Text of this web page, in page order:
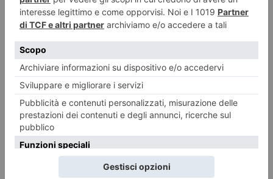
RECENTI: